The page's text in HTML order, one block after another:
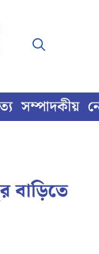
সম্পাদকীয়
বাড়িতে